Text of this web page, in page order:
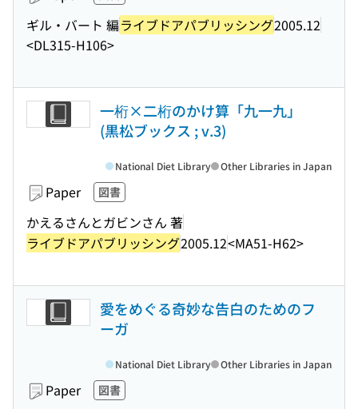
ギル・バート 編ライブドアパブリッシング2005.12
<DL315-H106>
一桁×二桁のかけ算「九一九」
(黒松ブックス ; v.3)
Paper 図書
かえるさんとガビンさん 著
ライブドアパブリッシング2005.12<MA51-H62>
National Diet Library Other Libraries in Japan
愛をめぐる奇妙な告白のためのフ
ーガ
Paper 図書
National Diet Library Other Libraries in Japan